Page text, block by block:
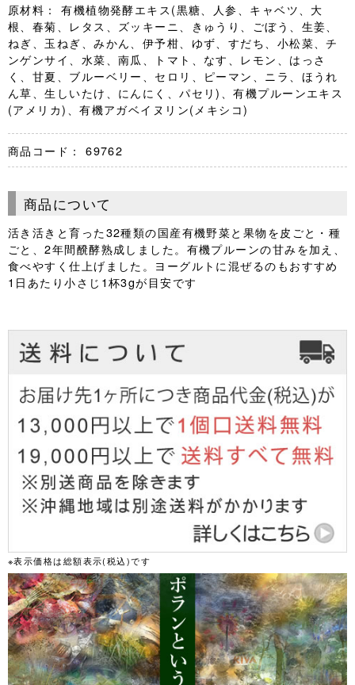
原材料： 有機植物発酵エキス(黒糖、人参、キャベツ、大
根、春菊、レタス、ズッキーニ、きゅうり、ごぼう、生姜、
ねぎ、玉ねぎ、みかん、伊予柑、ゆず、すだち、小松菜、チ
ンゲンサイ、水菜、南瓜、トマト、なす、レモン、はっさ
く、甘夏、ブルーベリー、セロリ、ピーマン、ニラ、ほうれ
ん草、生しいたけ、にんにく、パセリ)、有機プルーンエキス
(アメリカ)、有機アガベイヌリン(メキシコ)
商品コード： 69762
商品について
活き活きと育った32種類の国産有機野菜と果物を皮ごと・種
ごと、2年間醗酵熟成しました。有機プルーンの甘みを加え、
食べやすく仕上げました。ヨーグルトに混ぜるのもおすすめ
1日あたり小さじ1杯3gが目安です
※表示価格は総額表示(税込)です